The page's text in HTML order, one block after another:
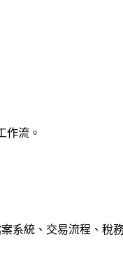
作流。
系統、交易流程、稅